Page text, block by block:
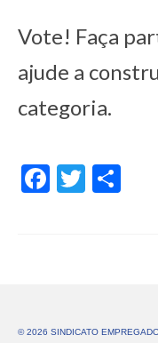
Vote! Faça
ajude a
categoria.
Twitter
© 2026 SINDICATO